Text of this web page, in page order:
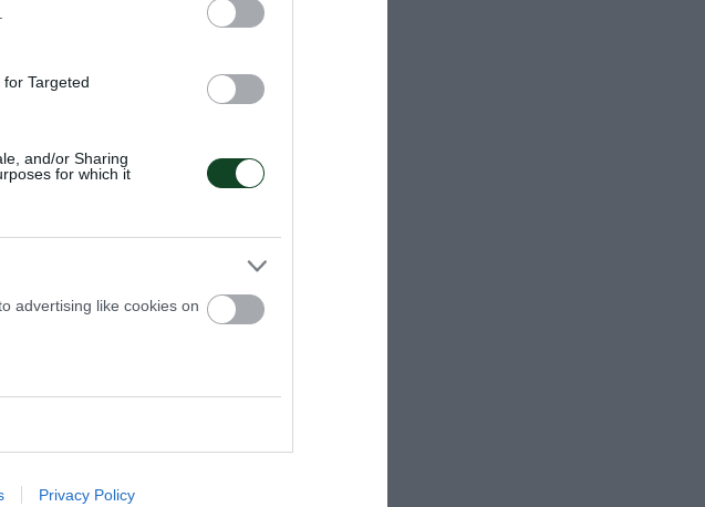
Targeted
and/or Sharing
for which it
advertising like cookies on
Privacy Policy
αγωνιστική Volleyleague